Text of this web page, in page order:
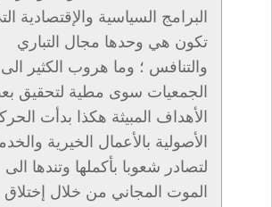
البرامج السياسية والإقتصادية
تكون هي وحدها مجال التباري
والتنافس ؛ وما هروب الكثير الى
الجمعيات سوى مطية لتحقيق
الأهداف المبيثة هكذا بدأت
الأصولية بالأعمال الخيرية
لتصادر شعوبا بأكملها وتندها الى
الموت المجاني من خلال إختلاق